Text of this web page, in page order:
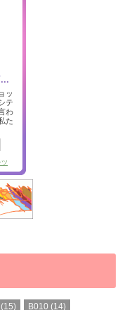
(15) B010 (14)